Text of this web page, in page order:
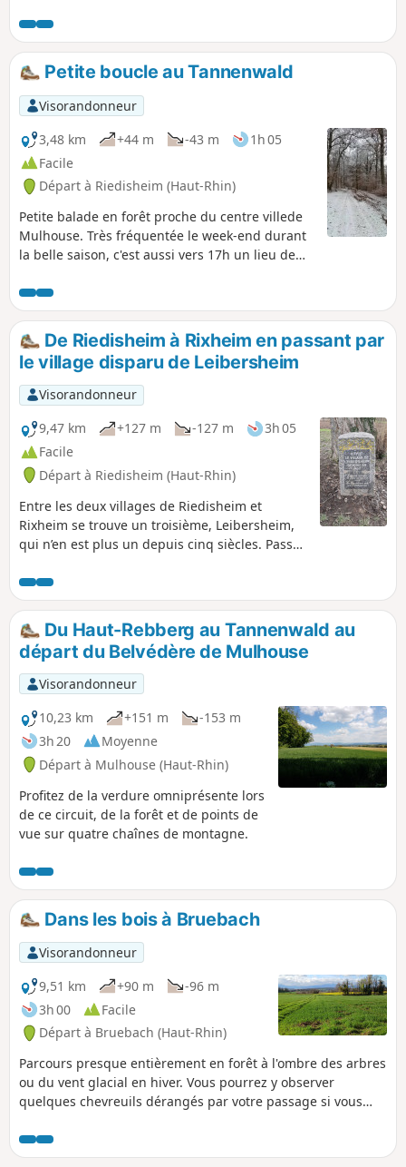
points de vue, avec de brefs passages
par de charmants lotissements de ces
trois villages.
Petite boucle au Tannenwald
Visorandonneur
3,48 km
+44 m -43 m
1h 05
Facile
Départ à Riedisheim (Haut-Rhin)
Petite balade en forêt proche du centre villede
Mulhouse. Très fréquentée le week-end durant
la belle saison, c'est aussi vers 17h un lieu de
De Riedisheim à Rixheim en passant par
le village disparu de Leibersheim
Visorandonneur
9,47 km
+127 m -127 m
3h 05
Facile
Départ à Riedisheim (Haut-Rhin)
Entre les deux villages de Riedisheim et
Rixheim se trouve un troisième, Leibersheim,
qui n’en est plus un depuis cinq siècles. Passez
villages, dont un qui date de plus de deux
siècles. Finissez en prenant de la hauteur sur
la colline du Fuchsberg pour profiter de jolis
paysages.
Du Haut-Rebberg au Tannenwald au
départ du Belvédère de Mulhouse
Visorandonneur
10,23 km
+151 m
-153 m
3h 20
Moyenne
Départ à Mulhouse (Haut-Rhin)
Profitez de la verdure omniprésente lors
de ce circuit, de la forêt et de points de
vue sur quatre chaînes de montagne.
Dans les bois à Bruebach
Visorandonneur
9,51 km
+90 m
-96 m
3h 00
Facile
Départ à Bruebach (Haut-Rhin)
Parcours presque entièrement en forêt à l'ombre des arbres
ou du vent glacial en hiver. Vous pourrez y observer
quelques chevreuils dérangés par votre passage si vous
mais présence de nombreux arbres couchés à contourner.